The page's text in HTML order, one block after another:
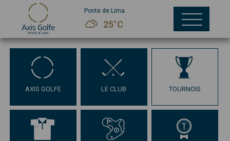
Ponte de Lima
25°C
AXIS GOLFE LE CLUB TOURNOIS